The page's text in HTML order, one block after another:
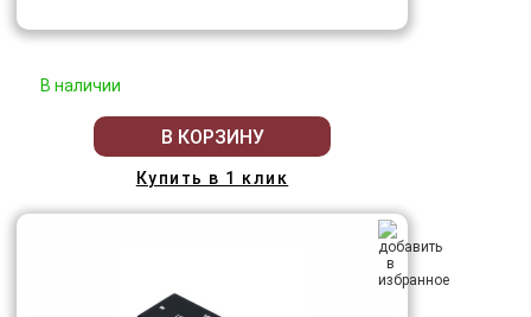
В наличии
В КОРЗИНУ
Купить в 1 клик